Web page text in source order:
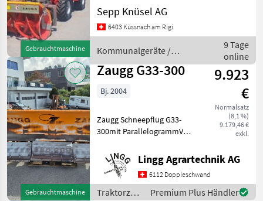
Gebrauchtmaschine
Hydraulisch Angetrieben
Haspel Durchmesser
650mm, Auswurfkamin
Durchmesser ( 3 Klappen )
Kaminrohr hy
Sepp Knüsel AG
6403 Küssnach am Rigi
Kommunalgeräte /
Zaugg
9 Tage
online
Gebrauchtmaschine
Zaugg G33-300
9.923
€
Normalsatz
(8,1 %)
9.179,46 €
exkl.
Bj. 2004
Zaugg Schneepflug G33-
300mit ParallelogrammVSS-
AnbauplatteLaufrollenlanger
Schlauchsatz 1, 7m von der
Anbauplatte,
Seriennummer:20866
Lingg Agrartechnik AG
6112 Doppleschwand
TraktorzubehörPremium Plus Händler